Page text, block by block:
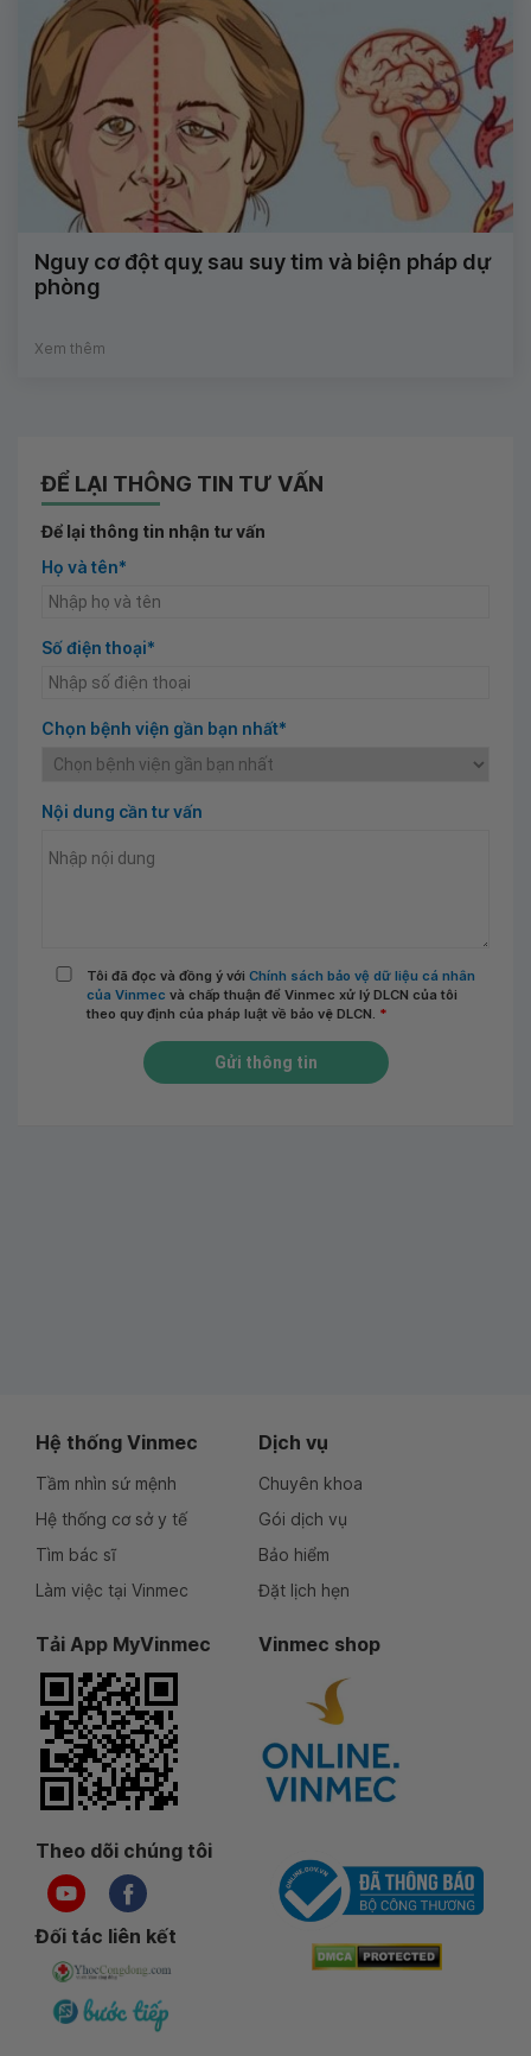
Nguy cơ đột quỵ sau suy tim và biện pháp dự
phòng
Xem thêm
ĐỂ LẠI THÔNG TIN TƯ VẤN
Để lại thông tin nhận tư vấn
Họ và tên*
Số điện thoại*
Chọn bệnh viện gần bạn nhất*
Nội dung cần tư vấn
Tôi đã đọc và đồng ý với Chính sách bảo vệ dữ liệu cá nhân
của Vinmec và chấp thuận để Vinmec xử lý DLCN của tôi
theo quy định của pháp luật về bảo vệ DLCN. *
Gửi thông tin
Hệ thống Vinmec
Tầm nhìn sứ mệnh
Hệ thống cơ sở y tế
Tìm bác sĩ
Làm việc tại Vinmec
Dịch vụ
Chuyên khoa
Gói dịch vụ
Bảo hiểm
Đặt lịch hẹn
Tải App MyVinmec Vinmec shop
Theo dõi chúng tôi
Đối tác liên kết